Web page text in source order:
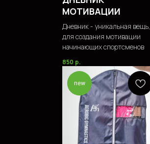
МОТИВАЦИИ
Дневник - уникальная вещь,
для создания мотивации
начинающих спортсменов
850 р.
new